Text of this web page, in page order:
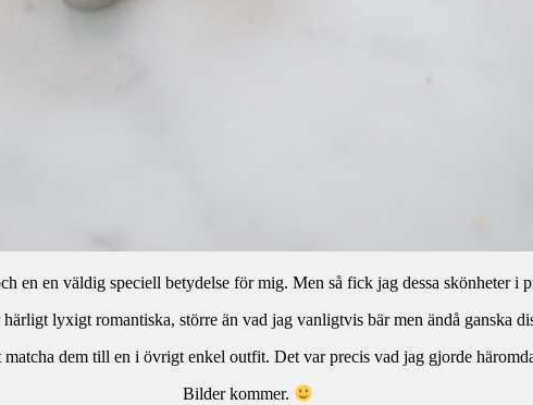
en en väldig speciell betydelse för mig. Men så fick jag dessa skönheter i
härligt lyxigt romantiska, större än vad jag vanligtvis bär men ändå ganska
matcha dem till en i övrigt enkel outfit. Det var precis vad jag gjorde
Bilder kommer.